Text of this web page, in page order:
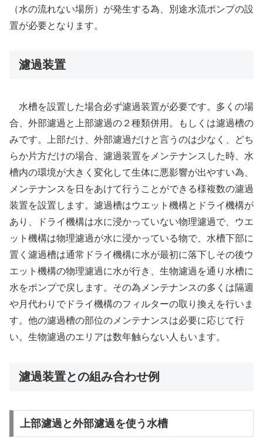
（水の流れない場所）が発生する為、別途水流ポンプの設
置が必要となります。
濾過装置
水槽を設置した場合必ず濾過装置が必要です。多くの場
合、外部濾過と上部濾過の２種類併用。もしくは濾過槽の
みです。上部だけ、外部濾過だけと言うのは少なく、どち
らか片方だけの場合、濾過装置をメンテナンスした時、水
槽内の環境が大きく変化して生体に悪影響が出やすい為、
メンテナンスを日をあけて行うことができる様複数の濾過
装置を設置します。濾過槽はウエット機構とドライ機構が
あり、ドライ機構は水に浸かっていない物理濾過で、ウエ
ット機構は物理濾過が水に浸かっている物で、水槽下部に
置く濾過槽は通常ドライ機構に水が最初に落下しその後ウ
エット機構の物理濾過に水が行き、生物濾過を通り水槽に
水をポンプで戻します。その為メンテナンスの多くは隔週
や月代わりでドライ機構のフィルターの取り換えを行いま
す。他の濾過槽の部位のメンテナンスは必要に応じて行
い。生物濾過のエリアは数年触らない人もいます。
濾過装置との組み合わせ例
上部濾過と外部濾過を使う水槽